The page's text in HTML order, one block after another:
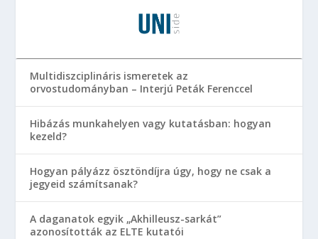
Multidiszciplináris ismeretek az
orvostudományban – Interjú Peták Ferenccel
Hibázás munkahelyen vagy kutatásban: hogyan
kezeld?
Hogyan pályázz ösztöndíjra úgy, hogy ne csak a
jegyeid számítsanak?
A daganatok egyik „Akhilleusz-sarkát”
azonosították az ELTE kutatói